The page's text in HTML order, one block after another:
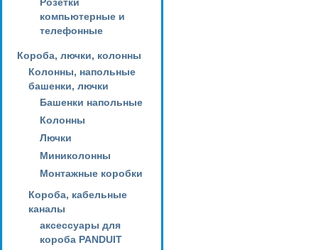
компьютерные и
телефонные
Короба, лючки, колонны
Колонны, напольные
башенки, лючки
Башенки напольные
Колонны
Лючки
Миниколонны
Монтажные коробки
Короба, кабельные
каналы
аксессуары для
короба PANDUIT